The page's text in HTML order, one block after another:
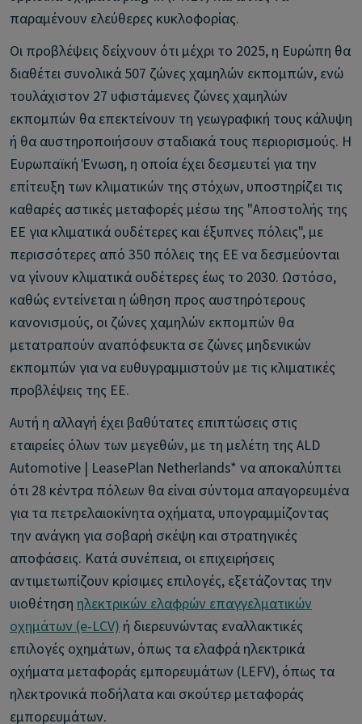
παραμένουν ελεύθερες κυκλοφορίας.
Οι προβλέψεις δείχνουν ότι μέχρι το 2025, η Ευρώπη θα
διαθέτει συνολικά 507 ζώνες χαμηλών εκπομπών, ενώ
τουλάχιστον 27 υφιστάμενες ζώνες χαμηλών
εκπομπών θα επεκτείνουν τη γεωγραφική τους κάλυψη
ή θα αυστηροποιήσουν σταδιακά τους περιορισμούς. Η
Ευρωπαϊκή Ένωση, η οποία έχει δεσμευτεί για την
επίτευξη των κλιματικών της στόχων, υποστηρίζει τις
καθαρές αστικές μεταφορές μέσω της "Αποστολής της
ΕΕ για κλιματικά ουδέτερες και έξυπνες πόλεις", με
περισσότερες από 350 πόλεις της ΕΕ να δεσμεύονται
να γίνουν κλιματικά ουδέτερες έως το 2030. Ωστόσο,
καθώς εντείνεται η ώθηση προς αυστηρότερους
κανονισμούς, οι ζώνες χαμηλών εκπομπών θα
μετατραπούν αναπόφευκτα σε ζώνες μηδενικών
εκπομπών για να ευθυγραμμιστούν με τις κλιματικές
προβλέψεις της ΕΕ.
Αυτή η αλλαγή έχει βαθύτατες επιπτώσεις στις
εταιρείες όλων των μεγεθών, με τη μελέτη της ALD
Automotive | LeasePlan Netherlands* να αποκαλύπτει
ότι 28 κέντρα πόλεων θα είναι σύντομα απαγορευμένα
για τα πετρελαιοκίνητα οχήματα, υπογραμμίζοντας
την ανάγκη για σοβαρή σκέψη και στρατηγικές
αποφάσεις. Κατά συνέπεια, οι επιχειρήσεις
αντιμετωπίζουν κρίσιμες επιλογές, εξετάζοντας την
υιοθέτηση ηλεκτρικών ελαφρών επαγγελματικών
οχημάτων (e-LCV) ή διερευνώντας εναλλακτικές
επιλογές οχημάτων, όπως τα ελαφρά ηλεκτρικά
οχήματα μεταφοράς εμπορευμάτων (LEFV), όπως τα
ηλεκτρονικά ποδήλατα και σκούτερ μεταφοράς
εμπορευμάτων.